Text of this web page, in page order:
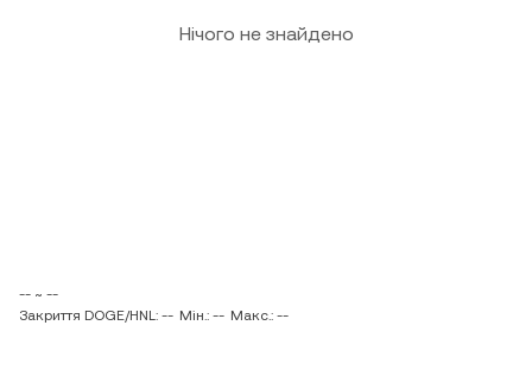
Нічого не знайдено
-- ~ --
Закриття DOGE/HNL: -- Мін.: -- Макс.: --